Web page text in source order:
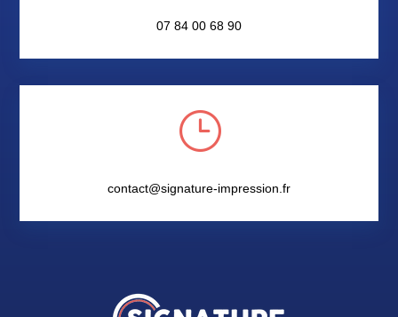
07 84 00 68 90
}
contact@signature-impression.fr